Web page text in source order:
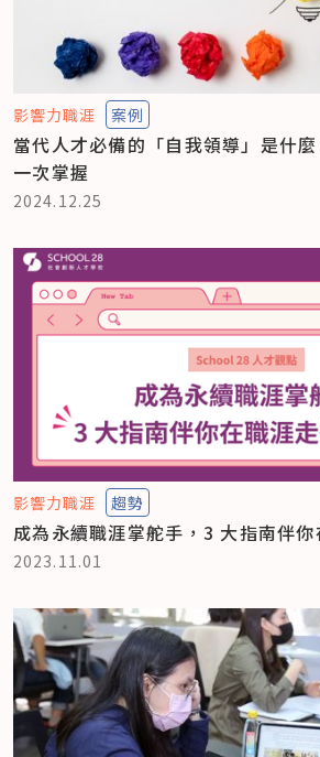
影響力職涯 案例
當代人才必備的「自我領導」是什
一次掌握
2024.12.25
影響力職涯 趨勢
成為永續職涯掌舵手，3 大指南伴
2023.11.01